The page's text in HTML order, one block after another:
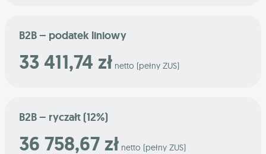
B2B – podatek liniowy
33 411,74 zł netto (pełny ZUS)
B2B – ryczałt (12%)
36 758,67 zł netto (pełny ZUS)